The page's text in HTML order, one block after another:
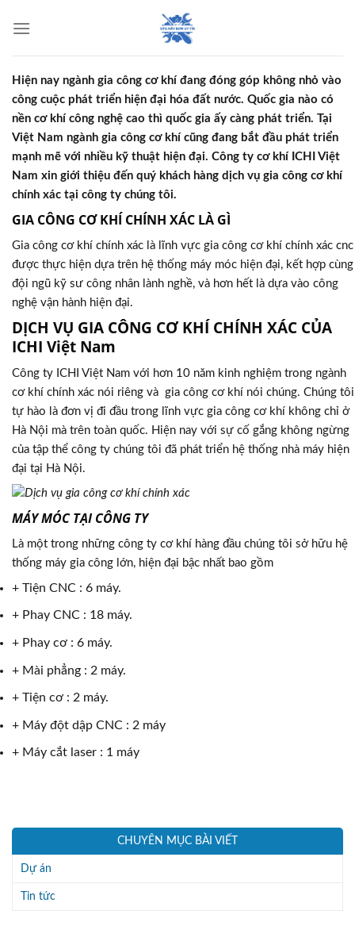
Hiện nay ngành gia công cơ khí đang đóng góp không nhỏ vào
công cuộc phát triển hiện đại hóa đất nước. Quốc gia nào có
nền cơ khí công nghệ cao thì quốc gia ấy càng phát triển. Tại
Việt Nam ngành gia công cơ khí cũng đang bắt đầu phát triển
mạnh mẽ với nhiều kỹ thuật hiện đại. Công ty cơ khí ICHI Việt
Nam xin giới thiệu đến quý khách hàng dịch vụ gia công cơ khí
chính xác tại công ty chúng tôi.
GIA CÔNG CƠ KHÍ CHÍNH XÁC LÀ GÌ
Gia công cơ khí chính xác là lĩnh vực gia công cơ khí chính xác cnc
được thực hiện dựa trên hệ thống máy móc hiện đại, kết hợp cùng
đội ngũ kỹ sư công nhân lành nghề, và hơn hết là dựa vào công
nghệ vận hành hiện đại.
DỊCH VỤ GIA CÔNG CƠ KHÍ CHÍNH XÁC CỦA
ICHI Việt Nam
Công ty ICHI Việt Nam với hơn 10 năm kinh nghiệm trong ngành
cơ khí chính xác nói riêng và gia công cơ khí nói chúng. Chúng tôi
tự hào là đơn vị đi đầu trong lĩnh vực gia công cơ khí không chỉ ở
Hà Nội mà trên toàn quốc. Hiện nay với sự cố gắng không ngừng
của tập thể công ty chúng tôi đã phát triển hệ thống nhà máy hiện
đại tại Hà Nội.
MÁY MÓC TẠI CÔNG TY
Là một trong những công ty cơ khí hàng đầu chúng tôi sở hữu hệ
thống máy gia công lớn, hiện đại bậc nhất bao gồm
+ Tiện CNC : 6 máy.
+ Phay CNC : 18 máy.
+ Phay cơ : 6 máy.
+ Mài phẳng : 2 máy.
+ Tiện cơ : 2 máy.
+ Máy đột dập CNC : 2 máy
+ Máy cắt laser : 1 máy
CHUYÊN MỤC BÀI VIẾT
Dự án
Tin tức